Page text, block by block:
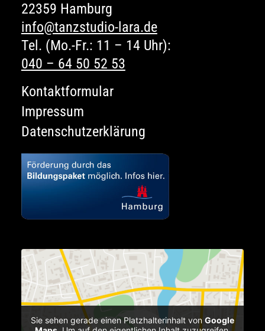
22359 Hamburg
info@tanzstudio-lara.de
Tel. (Mo.-Fr.: 11 – 14 Uhr):
040 – 64 50 52 53
Kontaktformular
Impressum
Datenschutzerklärung
Sie sehen gerade einen Platzhalterinhalt von Google